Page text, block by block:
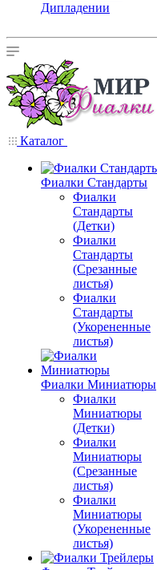
Дипладении
Каталог
Фиалки Стандарты
Фиалки
Стандарты
(Детки)
Фиалки
Стандарты
(Срезанные
листья)
Фиалки
Стандарты
(Укорененные
листья)
Фиалки Миниатюры
Фиалки
Миниатюры
(Детки)
Фиалки
Миниатюры
(Срезанные
листья)
Фиалки
Миниатюры
(Укорененные
листья)